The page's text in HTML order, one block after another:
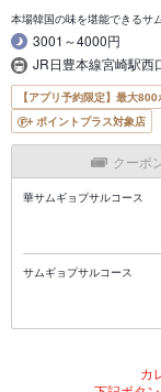
本場韓国の味を堪能できるサ
3001～4000円
JR日豊本線宮崎駅西
【アプリ予約限定】最大
ポイントプラス対象店
クーポ
華サムギョプサルコース
サムギョプサルコース
カ